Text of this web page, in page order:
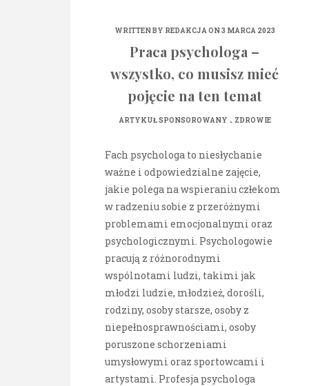
WRITTEN BY REDAKCJAON 3 MARCA 2023
Praca psychologa –
wszystko, co musisz mieć
pojęcie na ten temat
ARTYKUŁ SPONSOROWANY . ZDROWIE
Fach psychologa to niesłychanie
ważne i odpowiedzialne zajęcie,
jakie polega na wspieraniu człekom
w radzeniu sobie z przeróżnymi
problemami emocjonalnymi oraz
psychologicznymi. Psychologowie
pracują z różnorodnymi
wspólnotami ludzi, takimi jak
młodzi ludzie, młodzież, dorośli,
rodziny, osoby starsze, osoby z
niepełnosprawnościami, osoby
poruszone schorzeniami
umysłowymi oraz sportowcami i
artystami. Profesja psychologa